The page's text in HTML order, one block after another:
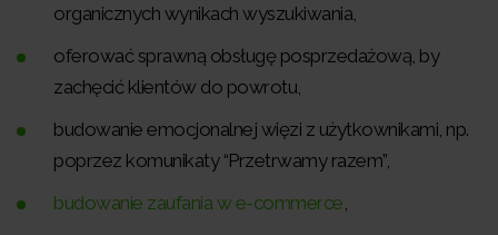
organicznych wynikach wyszukiwania,
oferować sprawną obsługę posprzedażową, by
zachęcić klientów do powrotu,
budowanie emocjonalnej więzi z użytkownikami, np.
poprzez komunikaty “Przetrwamy razem”,
budowanie zaufania w e-commerce